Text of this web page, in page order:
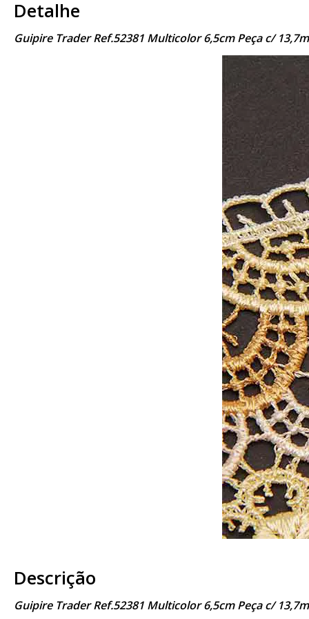
Detalhe
Guipire Trader Ref.52381 Multicolor 6,5cm Peça c/
Descrição
Guipire Trader Ref.52381 Multicolor 6,5cm Peça c/